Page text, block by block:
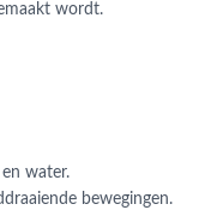
wordt.
water.
bewegingen.